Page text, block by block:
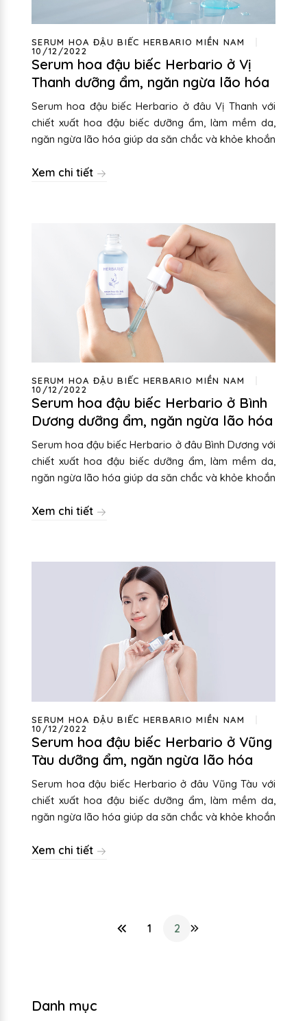
SERUM HOA ĐẬU BIẾC HERBARIO MIỀN NAM
10/12/2022
Serum hoa đậu biếc Herbario ở Vị
Thanh dưỡng ẩm, ngăn ngừa lão hóa
Serum hoa đậu biếc Herbario ở đâu Vị Thanh với
chiết xuất hoa đậu biếc dưỡng ẩm, làm mềm da,
ngăn ngừa lão hóa giúp da săn chắc và khỏe khoắn
Xem chi tiết
SERUM HOA ĐẬU BIẾC HERBARIO MIỀN NAM
10/12/2022
Serum hoa đậu biếc Herbario ở Bình
Dương dưỡng ẩm, ngăn ngừa lão hóa
Serum hoa đậu biếc Herbario ở đâu Bình Dương với
chiết xuất hoa đậu biếc dưỡng ẩm, làm mềm da,
ngăn ngừa lão hóa giúp da săn chắc và khỏe khoắn
Xem chi tiết
SERUM HOA ĐẬU BIẾC HERBARIO MIỀN NAM
10/12/2022
Serum hoa đậu biếc Herbario ở Vũng
Tàu dưỡng ẩm, ngăn ngừa lão hóa
Serum hoa đậu biếc Herbario ở đâu Vũng Tàu với
chiết xuất hoa đậu biếc dưỡng ẩm, làm mềm da,
ngăn ngừa lão hóa giúp da săn chắc và khỏe khoắn
Xem chi tiết
1 2
Danh mục